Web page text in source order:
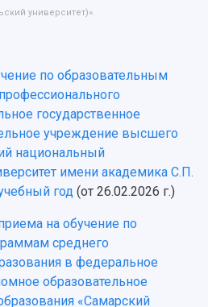
университет?
состав
кадров
должностей научных
совет
темы
подразделения
университет)».
по образовательным
государственное
учреждение высшего
национальный
имени академика С.П.
год (от 26.02.2026 г.)
на обучение по
среднего
в федеральное
образовательное
«Самарский